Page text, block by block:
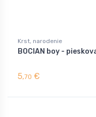
Krst, narodenie
BOCIAN boy -
5,70 €